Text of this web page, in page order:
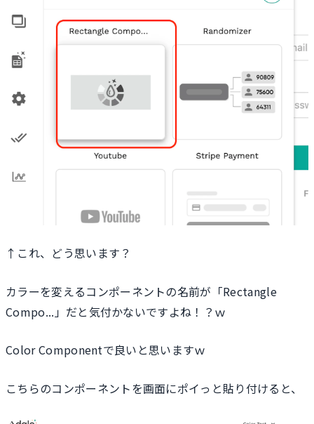
↑これ、どう思います？
カラーを変えるコンポーネントの名前が「Rectangle
Compo...」だと気付かないですよね！？ｗ
Color Componentで良いと思いますｗ
こちらのコンポーネントを画面にポイっと貼り付けると、